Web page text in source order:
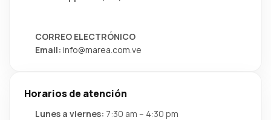
CORREO ELECTRÓNICO
Email: info@marea.com.ve
Horarios de atención
Lunes a viernes: 7:30 am – 4:30 pm